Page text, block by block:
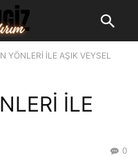
YÖNLERİ İLE AŞIK VEYSEL
İLE
0